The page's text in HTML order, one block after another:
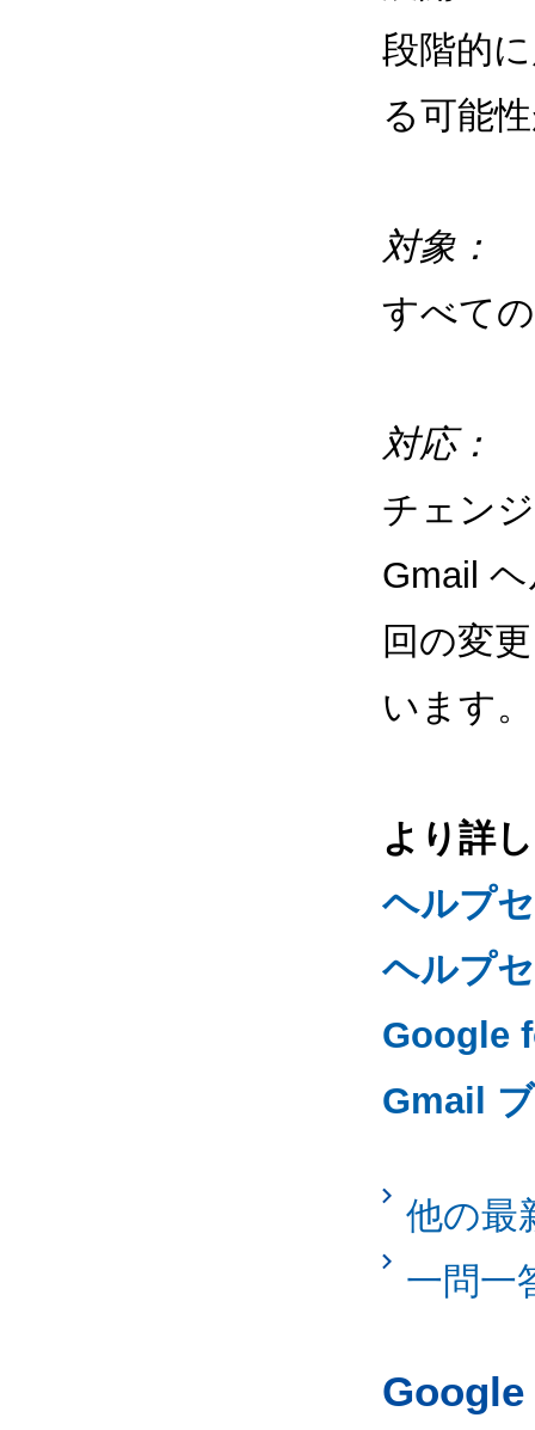
段階的
る可能
対象：
すべて
対応：
チェン
Gmail
回の変
います
より詳
ヘルプ
ヘルプ
Google
Gmail
他の最
一問一
Google